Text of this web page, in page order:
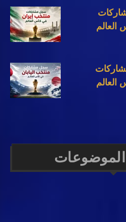
العالم
العالم